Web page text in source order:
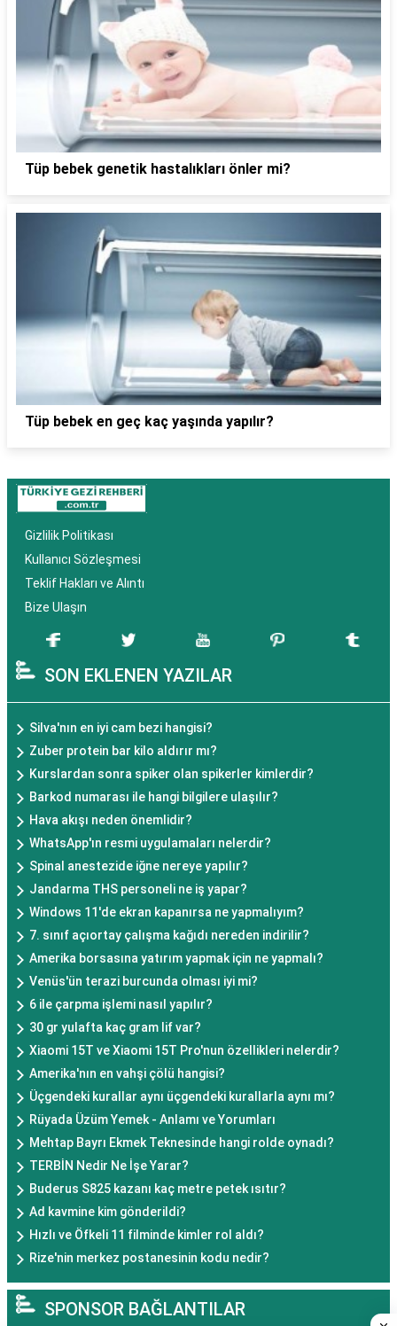
Tüp bebek genetik hastalıkları önler mi?
Tüp bebek en geç kaç yaşında yapılır?
Gizlilik Politikası
Kullanıcı Sözleşmesi
Teklif Hakları ve Alıntı
Bize Ulaşın
SON EKLENEN YAZILAR
Silva'nın en iyi cam bezi hangisi?
Zuber protein bar kilo aldırır mı?
Kurslardan sonra spiker olan spikerler kimlerdir?
Barkod numarası ile hangi bilgilere ulaşılır?
Hava akışı neden önemlidir?
WhatsApp'ın resmi uygulamaları nelerdir?
Spinal anestezide iğne nereye yapılır?
Jandarma THS personeli ne iş yapar?
Windows 11'de ekran kapanırsa ne yapmalıyım?
7. sınıf açıortay çalışma kağıdı nereden indirilir?
Amerika borsasına yatırım yapmak için ne yapmalı?
Venüs'ün terazi burcunda olması iyi mi?
6 ile çarpma işlemi nasıl yapılır?
30 gr yulafta kaç gram lif var?
Xiaomi 15T ve Xiaomi 15T Pro'nun özellikleri nelerdir?
Amerika'nın en vahşi çölü hangisi?
Üçgendeki kurallar aynı üçgendeki kurallarla aynı mı?
Rüyada Üzüm Yemek - Anlamı ve Yorumları
Mehtap Bayrı Ekmek Teknesinde hangi rolde oynadı?
TERBİN Nedir Ne İşe Yarar?
Buderus S825 kazanı kaç metre petek ısıtır?
Ad kavmine kim gönderildi?
Hızlı ve Öfkeli 11 filminde kimler rol aldı?
Rize'nin merkez postanesinin kodu nedir?
SPONSOR BAĞLANTILAR